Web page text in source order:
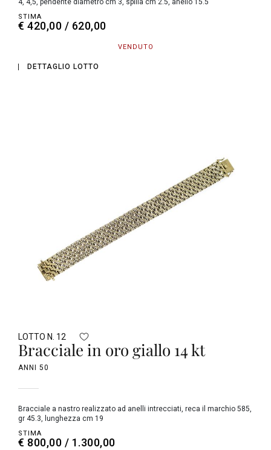
4, 4,5, pendente diametro cm 3, spilla cm 2.5, anello 15.5
STIMA
€ 420,00 / 620,00
VENDUTO
DETTAGLIO LOTTO
LOTTO N. 12
Bracciale in oro giallo 14 kt
ANNI 50
Bracciale a nastro realizzato ad anelli intrecciati, reca il marchio 585,
gr 45.3, lunghezza cm 19
STIMA
€ 800,00 / 1.300,00